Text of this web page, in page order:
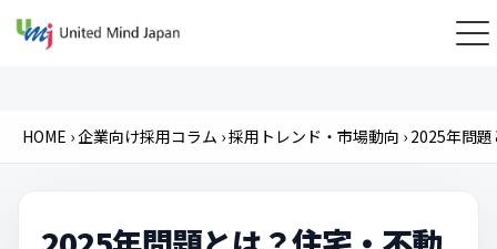
HOME ›企業向け採用コラム ›採用トレンド・市場動向 › 2025年問